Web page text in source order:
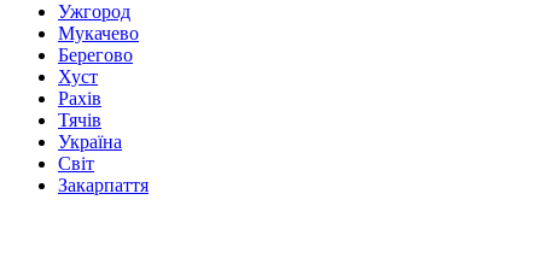
Ужгород
Мукачево
Берегово
Хуст
Рахів
Тячів
Україна
Світ
Закарпаття